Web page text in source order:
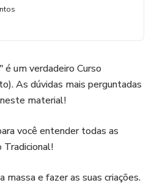
um verdadeiro Curso
As dúvidas mais perguntadas
material!
você entender todas as
Tradicional!
massa e fazer as suas criações.